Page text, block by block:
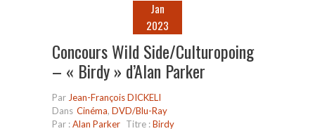
Jan
2023
Concours Wild Side/Culturopoing
– « Birdy » d’Alan Parker
Par Jean-François DICKELI
Dans Cinéma, DVD/Blu-Ray
Par :Alan Parker Titre :Birdy